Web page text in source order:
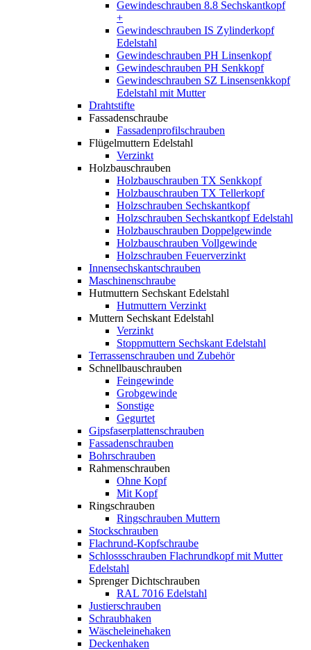
Gewindeschrauben 8.8 Sechskantkopf
+
Gewindeschrauben IS Zylinderkopf
Edelstahl
Gewindeschrauben PH Linsenkopf
Gewindeschrauben PH Senkkopf
Gewindeschrauben SZ Linsensenkkopf
Edelstahl mit Mutter
Drahtstifte
Fassadenschraube
Fassadenprofilschrauben
Flügelmuttern Edelstahl
Verzinkt
Holzbauschrauben
Holzbauschrauben TX Senkkopf
Holzbauschrauben TX Tellerkopf
Holzschrauben Sechskantkopf
Holzschrauben Sechskantkopf Edelstahl
Holzbauschrauben Doppelgewinde
Holzbauschrauben Vollgewinde
Holzschrauben Feuerverzinkt
Innensechskantschrauben
Maschinenschraube
Hutmuttern Sechskant Edelstahl
Hutmuttern Verzinkt
Muttern Sechskant Edelstahl
Verzinkt
Stoppmuttern Sechskant Edelstahl
Terrassenschrauben und Zubehör
Schnellbauschrauben
Feingewinde
Grobgewinde
Sonstige
Gegurtet
Gipsfaserplattenschrauben
Fassadenschrauben
Bohrschrauben
Rahmenschrauben
Ohne Kopf
Mit Kopf
Ringschrauben
Ringschrauben Muttern
Stockschrauben
Flachrund-Kopfschraube
Schlossschrauben Flachrundkopf mit Mutter
Edelstahl
Sprenger Dichtschrauben
RAL 7016 Edelstahl
Justierschrauben
Schraubhaken
Wäscheleinehaken
Deckenhaken